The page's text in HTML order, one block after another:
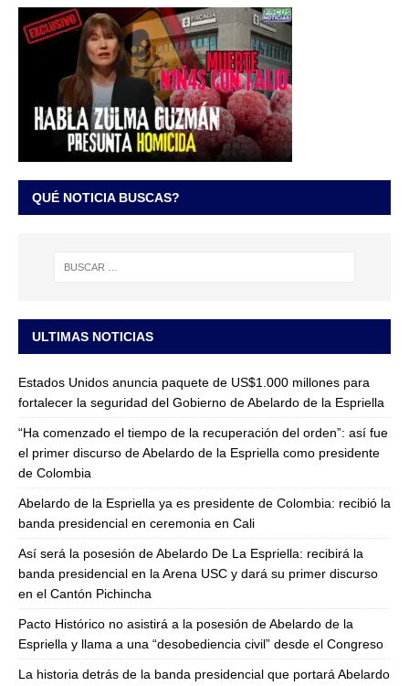
QUÉ NOTICIA BUSCAS?
ULTIMAS NOTICIAS
Estados Unidos anuncia paquete de US$1.000 millones para
fortalecer la seguridad del Gobierno de Abelardo de la Espriella
“Ha comenzado el tiempo de la recuperación del orden”: así fue
el primer discurso de Abelardo de la Espriella como presidente
de Colombia
Abelardo de la Espriella ya es presidente de Colombia: recibió la
banda presidencial en ceremonia en Cali
Así será la posesión de Abelardo De La Espriella: recibirá la
banda presidencial en la Arena USC y dará su primer discurso
en el Cantón Pichincha
Pacto Histórico no asistirá a la posesión de Abelardo de la
Espriella y llama a una “desobediencia civil” desde el Congreso
La historia detrás de la banda presidencial que portará Abelardo